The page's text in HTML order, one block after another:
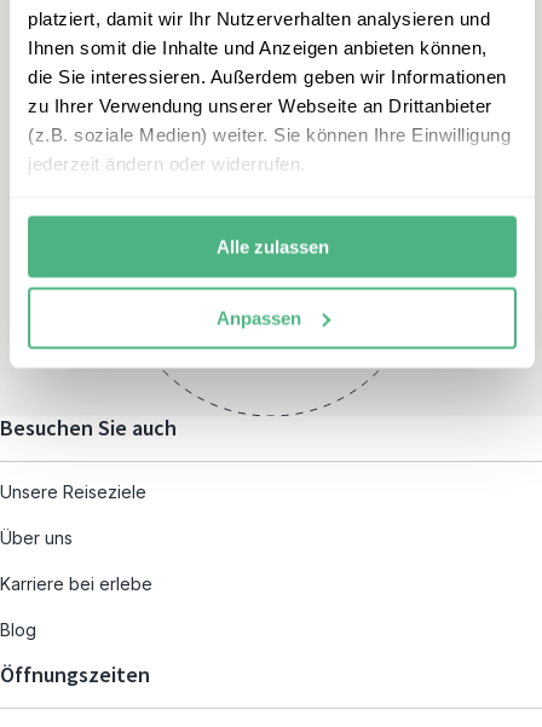
platziert, damit wir Ihr Nutzerverhalten analysieren und
Ihnen somit die Inhalte und Anzeigen anbieten können,
die Sie interessieren. Außerdem geben wir Informationen
zu Ihrer Verwendung unserer Webseite an Drittanbieter
(z.B. soziale Medien) weiter. Sie können Ihre Einwilligung
jederzeit ändern oder widerrufen.
Alle zulassen
Anpassen
Montag – Freitag:
und nach individueller
Terminvereinbarung
Besuchen Sie auch
Unsere Reiseziele
Über uns
Karriere bei erlebe
Blog
Öffnungszeiten